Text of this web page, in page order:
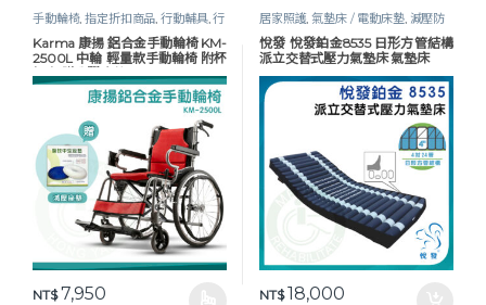
手動輪椅,指定折扣商品 ,行動輔具,行
動輔具
輪椅,長照專區
Karma 康揚 鋁合金手動輪椅 KM-
2500L 中輪 輕量款手動輪椅 附杯
架 加贈乳膠座墊
NT$7,950
居家照護,氣墊床 / 電動床墊, 減壓防
褥瘡, 護理床具及配件,長照專區,預防
褥瘡
悅發 悅發鉑金8535 日形方管結構
派立交替式壓力氣墊床 氣墊床
NT$18,000